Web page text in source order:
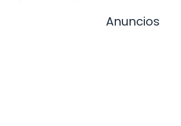
Anuncios